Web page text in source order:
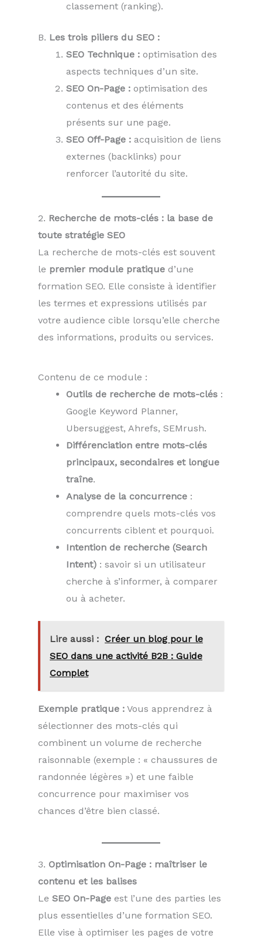
classement (ranking).
B. Les trois piliers du SEO :
SEO Technique : optimisation des
aspects techniques d’un site.
SEO On-Page : optimisation des
contenus et des éléments
présents sur une page.
SEO Off-Page : acquisition de liens
externes (backlinks) pour
renforcer l’autorité du site.
2. Recherche de mots-clés : la base de
toute stratégie SEO
La recherche de mots-clés est souvent
le premier module pratique d’une
formation SEO. Elle consiste à identifier
les termes et expressions utilisés par
votre audience cible lorsqu’elle cherche
des informations, produits ou services.
Contenu de ce module :
Outils de recherche de mots-clés :
Google Keyword Planner,
Ubersuggest, Ahrefs, SEMrush.
Différenciation entre mots-clés
principaux, secondaires et longue
traîne.
Analyse de la concurrence :
comprendre quels mots-clés vos
concurrents ciblent et pourquoi.
Intention de recherche (Search
Intent) : savoir si un utilisateur
cherche à s’informer, à comparer
ou à acheter.
Lire aussi : Créer un blog pour le
SEO dans une activité B2B : Guide
Complet
Exemple pratique : Vous apprendrez à
sélectionner des mots-clés qui
combinent un volume de recherche
raisonnable (exemple : « chaussures de
randonnée légères ») et une faible
concurrence pour maximiser vos
chances d’être bien classé.
3. Optimisation On-Page : maîtriser le
contenu et les balises
Le SEO On-Page est l’une des parties les
plus essentielles d’une formation SEO.
Elle vise à optimiser les pages de votre